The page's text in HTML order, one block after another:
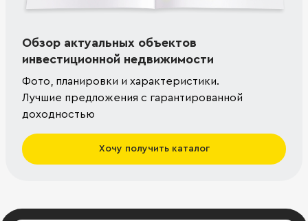
Обзор актуальных объектов
инвестиционной недвижимости
Фото, планировки и характеристики.
Лучшие предложения с гарантированной
доходностью
Хочу получить каталог